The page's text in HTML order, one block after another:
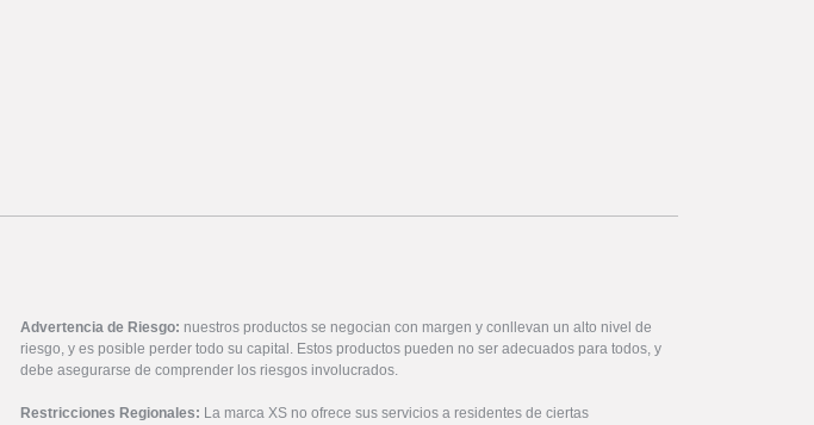
Advertencia de Riesgo: nuestros productos se negocian con margen y conllevan un alto nivel de
riesgo, y es posible perder todo su capital. Estos productos pueden no ser adecuados para todos, y
debe asegurarse de comprender los riesgos involucrados.
Restricciones Regionales: La marca XS no ofrece sus servicios a residentes de ciertas